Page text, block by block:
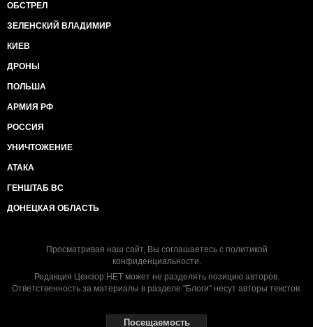
ОБСТРЕЛ
ЗЕЛЕНСКИЙ ВЛАДИМИР
КИЕВ
ДРОНЫ
ПОЛЬША
АРМИЯ РФ
РОССИЯ
УНИЧТОЖЕНИЕ
АТАКА
ГЕНШТАБ ВС
ДОНЕЦКАЯ ОБЛАСТЬ
Просматривая наш сайт, Вы соглашаетесь с политикой
конфиденциальности.
Редакция Цензор.НЕТ может не разделять позицию авторов.
Ответственность за материалы в разделе "Блоги" несут авторы текстов.
Посещаемость